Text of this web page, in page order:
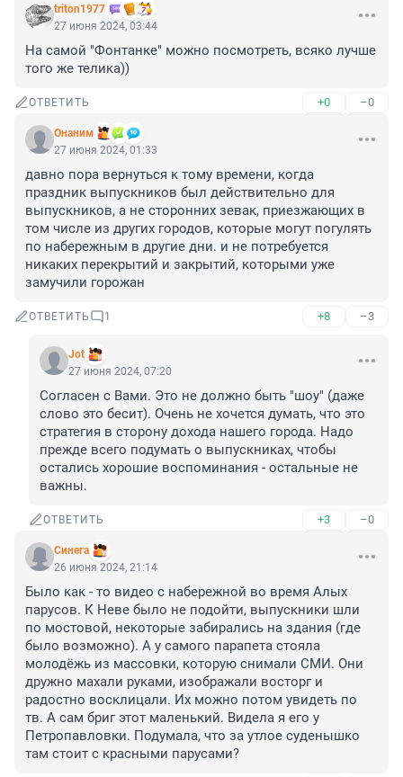
triton1977
27 июня 2024, 03:44
На самой "Фонтанке" можно посмотреть, всяко лучше
того же телика))
ОТВЕТИТЬ +0 –0
Онаним
27 июня 2024, 01:33
давно пора вернуться к тому времени, когда
праздник выпускников был действительно для
выпускников, а не сторонних зевак, приезжающих в
том числе из других городов, которые могут погулять
по набережным в другие дни. и не потребуется
никаких перекрытий и закрытий, которыми уже
замучили горожан
ОТВЕТИТЬ 1 +8 –3
Jot
27 июня 2024, 07:20
Согласен с Вами. Это не должно быть "шоу" (даже
слово это бесит). Очень не хочется думать, что это
стратегия в сторону дохода нашего города. Надо
прежде всего подумать о выпускниках, чтобы
остались хорошие воспоминания - остальные не
важны.
ОТВЕТИТЬ +3 –0
Синега
26 июня 2024, 21:14
Было как - то видео с набережной во время Алых
парусов. К Неве было не подойти, выпускники шли
по мостовой, некоторые забирались на здания (где
было возможно). А у самого парапета стояла
молодёжь из массовки, которую снимали СМИ. Они
дружно махали руками, изображали восторг и
радостно восклицали. Их можно потом увидеть по
тв. А сам бриг этот маленький. Видела я его у
Петропавловки. Подумала, что за утлое суденышко
там стоит с красными парусами?